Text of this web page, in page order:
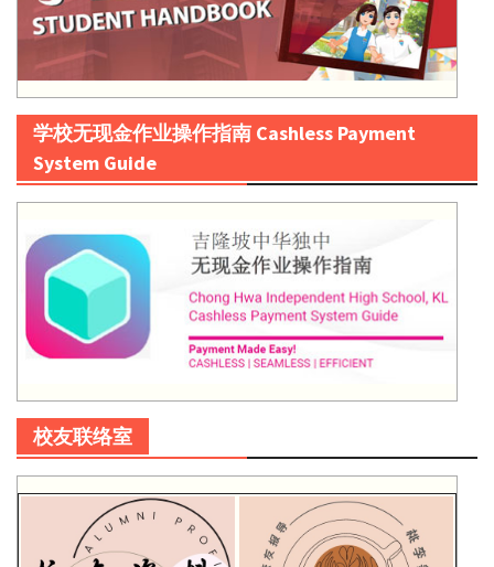
学校无现金作业操作指南 Cashless Payment
System Guide
校友联络室